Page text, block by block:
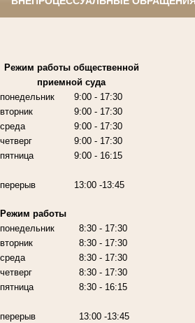
Режим работыобщественной
приемной суда
понедельник
вторник
среда
четверг
пятница
9:00 - 17:30
9:00 - 17:30
9:00 - 17:30
9:00 - 17:30
9:00 - 16:15
перерыв 13:00 -13:45
Режим работы
понедельник
вторник
среда
четверг
пятница
перерыв
8:30 - 17:30
8:30 - 17:30
8:30 - 17:30
8:30 - 17:30
8:30 - 16:15
13:00 -13:45